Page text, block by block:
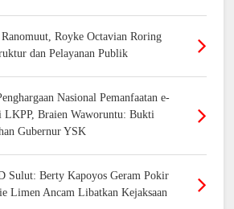
Royke Octavian Roring
dan Pelayanan Publik
Nasional Pemanfaatan e-
LKPP, Braien Waworuntu: Bukti
Gubernur YSK
Sulut: Berty Kapoyos Geram Pokir
Limen Ancam Libatkan Kejaksaan